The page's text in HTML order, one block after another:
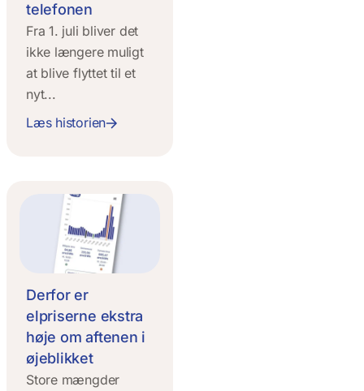
telefonen
Fra 1. juli bliver det
ikke længere muligt
at blive flyttet til et
nyt...
Læs historien
Derfor er
elpriserne ekstra
høje om aftenen i
øjeblikket
Store mængder